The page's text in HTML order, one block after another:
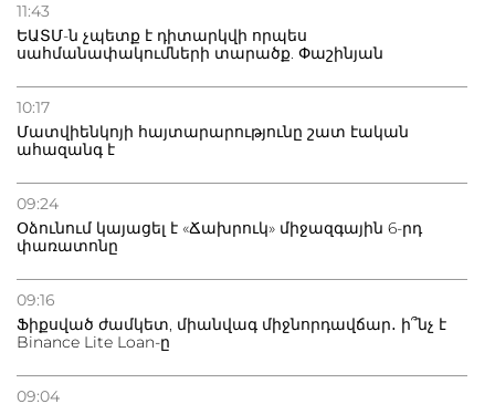
11:43
ԵԱՏՄ-ն չպետք է դիտարկվի որպես
սահմանափակումների տարածք. Փաշինյան
10:17
Մատվիենկոյի հայտարարությունը շատ էական
ահազանգ է
09:24
Օձունում կայացել է «Ճախրուկ» միջազգային 6-րդ
փառատոնը
09:16
Ֆիքսված ժամկետ, միանվագ միջնորդավճար․ ի՞նչ է
Binance Lite Loan-ը
09:04
բնակվել Ռուսաստանում
Բաքվի բանտից գեներալ Մանուկյանը դիմել է
Փաշինյանին